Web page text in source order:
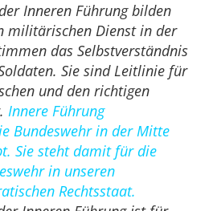
Inneren Führung bilden
militärischen Dienst in der
das Selbstverständnis
Sie sind Leitlinie für
und den richtigen
Innere Führung
Bundeswehr in der Mitte
Sie steht damit für die
in unseren
Rechtsstaat.